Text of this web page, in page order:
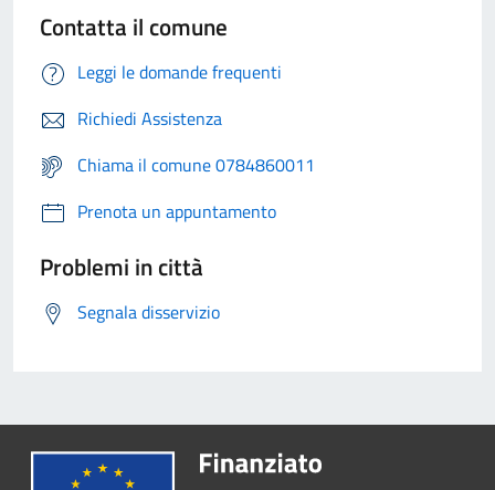
Contatta il comune
Leggi le domande frequenti
Richiedi Assistenza
Chiama il comune 0784860011
Prenota un appuntamento
Problemi in città
Segnala disservizio